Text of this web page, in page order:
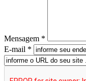
Mensagem *
E-mail *